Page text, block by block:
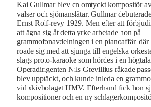
Kai Gullmar blev en omtyckt kompositör
valser och sjömanslåtar. Gullmar
Ernst Rolf-revy 1929. Men efter att
att ägna sig åt detta yrke arbetade hon på
grammofonavdelningen i en pianoaffär, där
roade sig med att sjunga till engelska
slags proto-karaoke som hördes i en
Operadirigenten Nils Grevillius råkade
blev upptäckt, och kunde inleda en
vid skivbolaget HMV. Efterhand fick hon
kompositioner och en ny